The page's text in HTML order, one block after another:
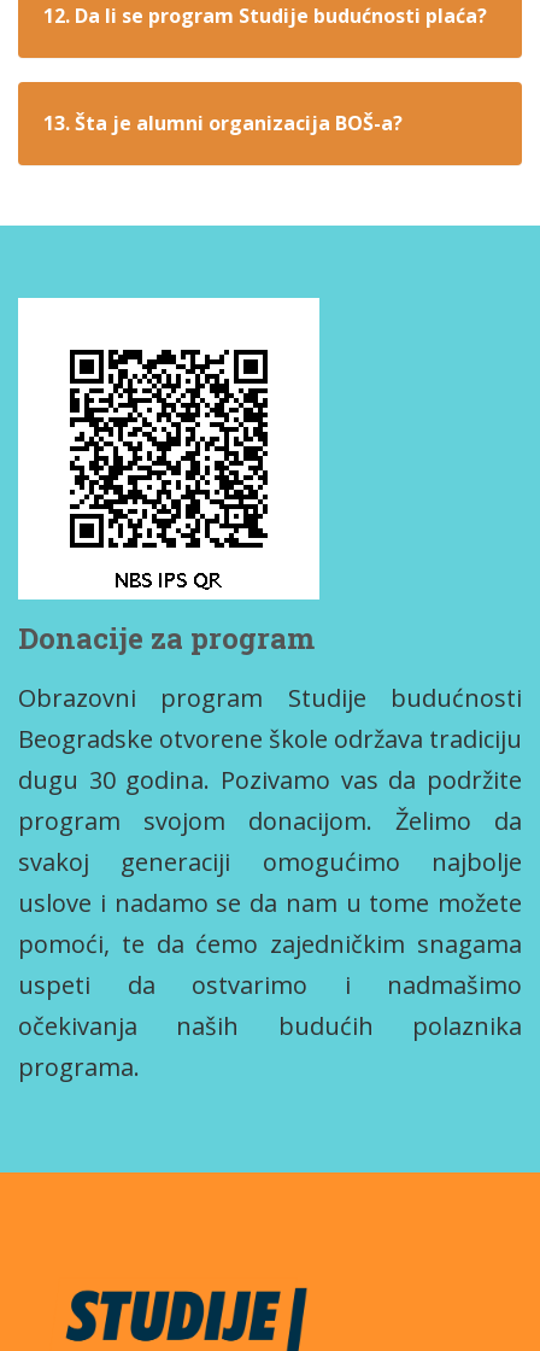
12. Da li se program Studije budućnosti plaća?
13. Šta je alumni organizacija BOŠ-a?
Donacije za program
Obrazovni program Studije budućnosti
Beogradske otvorene škole održava tradiciju
dugu 30 godina. Pozivamo vas da podržite
program svojom donacijom. Želimo da
svakoj generaciji omogućimo najbolje
uslove i nadamo se da nam u tome možete
pomoći, te da ćemo zajedničkim snagama
uspeti da ostvarimo i nadmašimo
očekivanja naših budućih polaznika
programa.